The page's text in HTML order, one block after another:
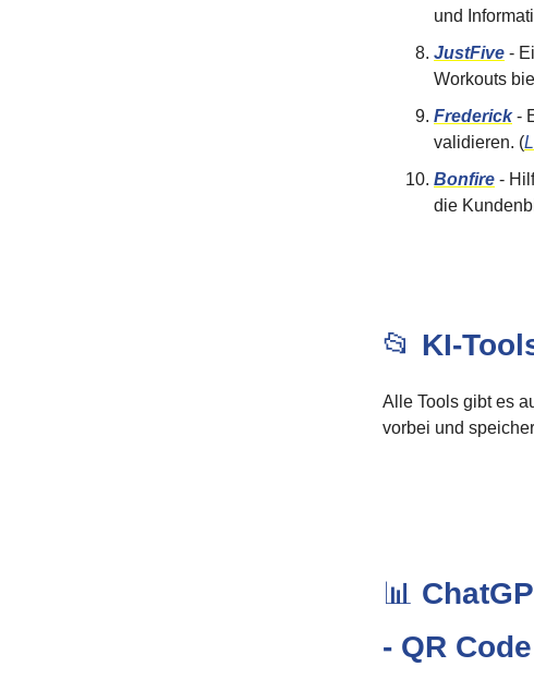
und
JustFive -
Workouts
Frederick-
validieren. (
Bonfire -
die
📂 KI-
Alle Tools gibt es
vorbei und
📊
- QR